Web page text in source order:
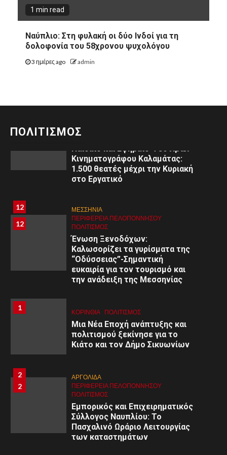
1 min read
Ναύπλιο: Στη φυλακή οι δύο Ινδοί για τη
δολοφονία του 58χρονου ψυχολόγου
3 ημέρες ago admin
ΠΟΛΙΤΙΣΜΟΣ
ΠΟΛΙΤΙΣΜΌΣ
Αριστείδης Γ. Θεοδωρόπουλος:
Μηνύματα από τη Μεγάλη
11
ΠΟΛΙΤΙΣΜΌΣ
3ο
Παιδικό και Εφηβικό Φεστιβάλ
Κινηματογράφου Καλαμάτας:
1.500 θεατές μέχρι την Κυριακή
στο Εργατικό
12
12
ΜΕΣΣΗΝΙΑ
ΠΕΡΙΦΈΡΕΙΑ ΠΕΛΟΠΟΝΝΉΣΟΥ
ΠΟΛΙΤΙΣΜΌΣ
Ένωση Ξενοδόχων:
Καλωσορίζει τα γυρίσματα της
“Οδύσσειας”-Σημαντική
ευκαιρία για τον τουρισμό και
την ανάδειξη της Μεσσηνίας
1
1
ΚΟΡΙΝΘΊΑ ΠΟΛΙΤΙΣΜΌΣ
Μια Νέα Εποχή ανάπτυξης και
πολιτισμού ξεκίνησε για το
Κιάτο και τον Δήμο Σικυωνίων
2
2
ΑΡΓΟΛΙΔΑ
ΠΕΡΙΦΈΡΕΙΑ ΠΕΛΟΠΟΝΝΉΣΟΥ
ΠΟΛΙΤΙΣΜΌΣ
Εμπορικός και Επιχειρηματικός
Σύλλογος Ναυπλίου: Το
Πασχαλινό Ωράριο Λειτουργίας
των καταστημάτων
8
8
ΠΕΡΙΦΈΡΕΙΑ ΠΕΛΟΠΟΝΝΉΣΟΥ
Εκδήλωση στο Άργος: «Εφηβική
ψυχολογία: Κατανόηση –
Διαχείριση – Υποστήριξη»
9
ΚΟΡΙΝΘΊΑ
ΠΕΡΙΦΈΡΕΙΑ ΠΕΛΟΠΟΝΝΉΣΟΥ ΥΓΕΙΑ
Γυμνάσιο Κορίνθου
ΚΟΡΙΝΘΊΑ
«Πανελλήνια Κινητοποίηση για
τα Τέμπη την 28η Φεβρουαρίου
2025»
11
ΑΡΓΟΛΙΔΑ
ΠΕΡΙΦΈΡΕΙΑ ΠΕΛΟΠΟΝΝΉΣΟΥ